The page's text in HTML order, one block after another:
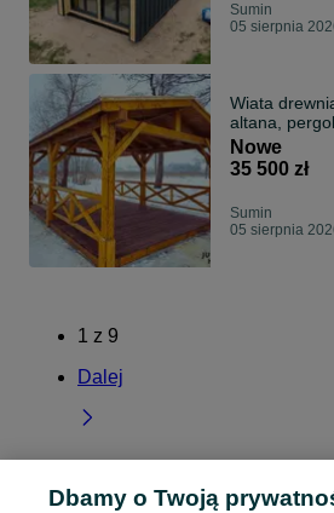
Sumin
05 sierpnia
Wiata
altana,
Nowe
35 500 zł
Sumin
05 sierpnia
1 z 9
Dalej
Strona główna Pomorskie Sumin
Dbamy o Twoją